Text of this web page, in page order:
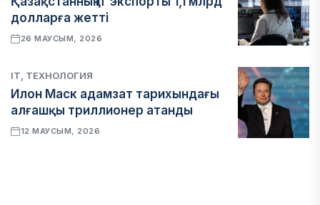
долларға жетті
26 МАУСЫМ, 2026
IT, ТЕХНОЛОГИЯ
Илон Маск адамзат тарихындағы
алғашқы триллионер атанды
12 МАУСЫМ, 2026